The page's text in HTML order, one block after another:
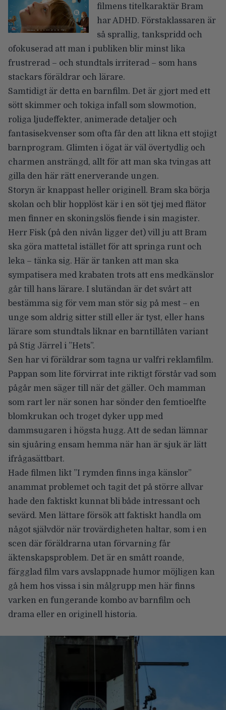
filmens titelkaraktär Bram
har ADHD. Förstaklassaren är
så sprallig, tankspridd och
ofokuserad att man i publiken blir minst lika
frustrerad – och stundtals irriterad – som hans
stackars föräldrar och lärare.
Samtidigt är detta en barnfilm. Det är gjort med ett
sött skimmer och tokiga infall som slowmotion,
roliga ljudeffekter, animerade detaljer och
fantasisekvenser som ofta får den att likna ett stojigt
barnprogram. Glimten i ögat är väl övertydlig och
charmen ansträngd, allt för att man ska tvingas att
gilla den här rätt enerverande ungen.
Storyn är knappast heller originell. Bram ska börja
skolan och blir hopplöst kär i en söt tjej med flätor
men finner en skoningslös fiende i sin magister.
Herr Fisk (på den nivån ligger det) vill ju att Bram
ska göra mattetal istället för att springa runt och
leka – tänka sig. Här är tanken att man ska
sympatisera med krabaten trots att ens medkänslor
går till hans lärare. I slutändan är det svårt att
bestämma sig för vem man stör sig på mest – en
unge som aldrig sitter still eller är tyst, eller hans
lärare som stundtals liknar en barntillåten variant
på Stig Järrel i ”Hets”.
Sen har vi föräldrar som tagna ur valfri reklamfilm.
Pappan som lite förvirrat inte riktigt förstår vad som
pågår men säger till när det gäller. Och mamman
som rart ler när sonen har sönder den femtioelfte
blomkrukan och troget dyker upp med
dammsugaren i högsta hugg. Att de sedan lämnar
sin sjuåring ensam hemma när han är sjuk är lätt
ifrågasättbart.
Hade filmen likt ”I rymden finns inga känslor”
anammat problemet och tagit det på större allvar
hade den faktiskt kunnat bli både intressant och
sevärd. Men lättare försök att faktiskt handla om
något självdör när trovärdigheten haltar, som i en
scen där föräldrarna utan förvarning får
äktenskapsproblem. Det är en smått roande,
färgglad film vars avslappnade humor möjligen kan
gå hem hos vissa i sin målgrupp men här finns
varken en fungerande kombo av barnfilm och
drama eller en originell historia.